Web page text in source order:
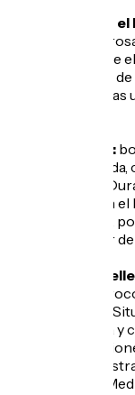
Nadar en
las
que ofrece
el recodo
Sisteron:
Buëch y
limita con
ciudadela,
particular
La
espolón
Sisteron.
Provenza y
cerrojo
Alpes al